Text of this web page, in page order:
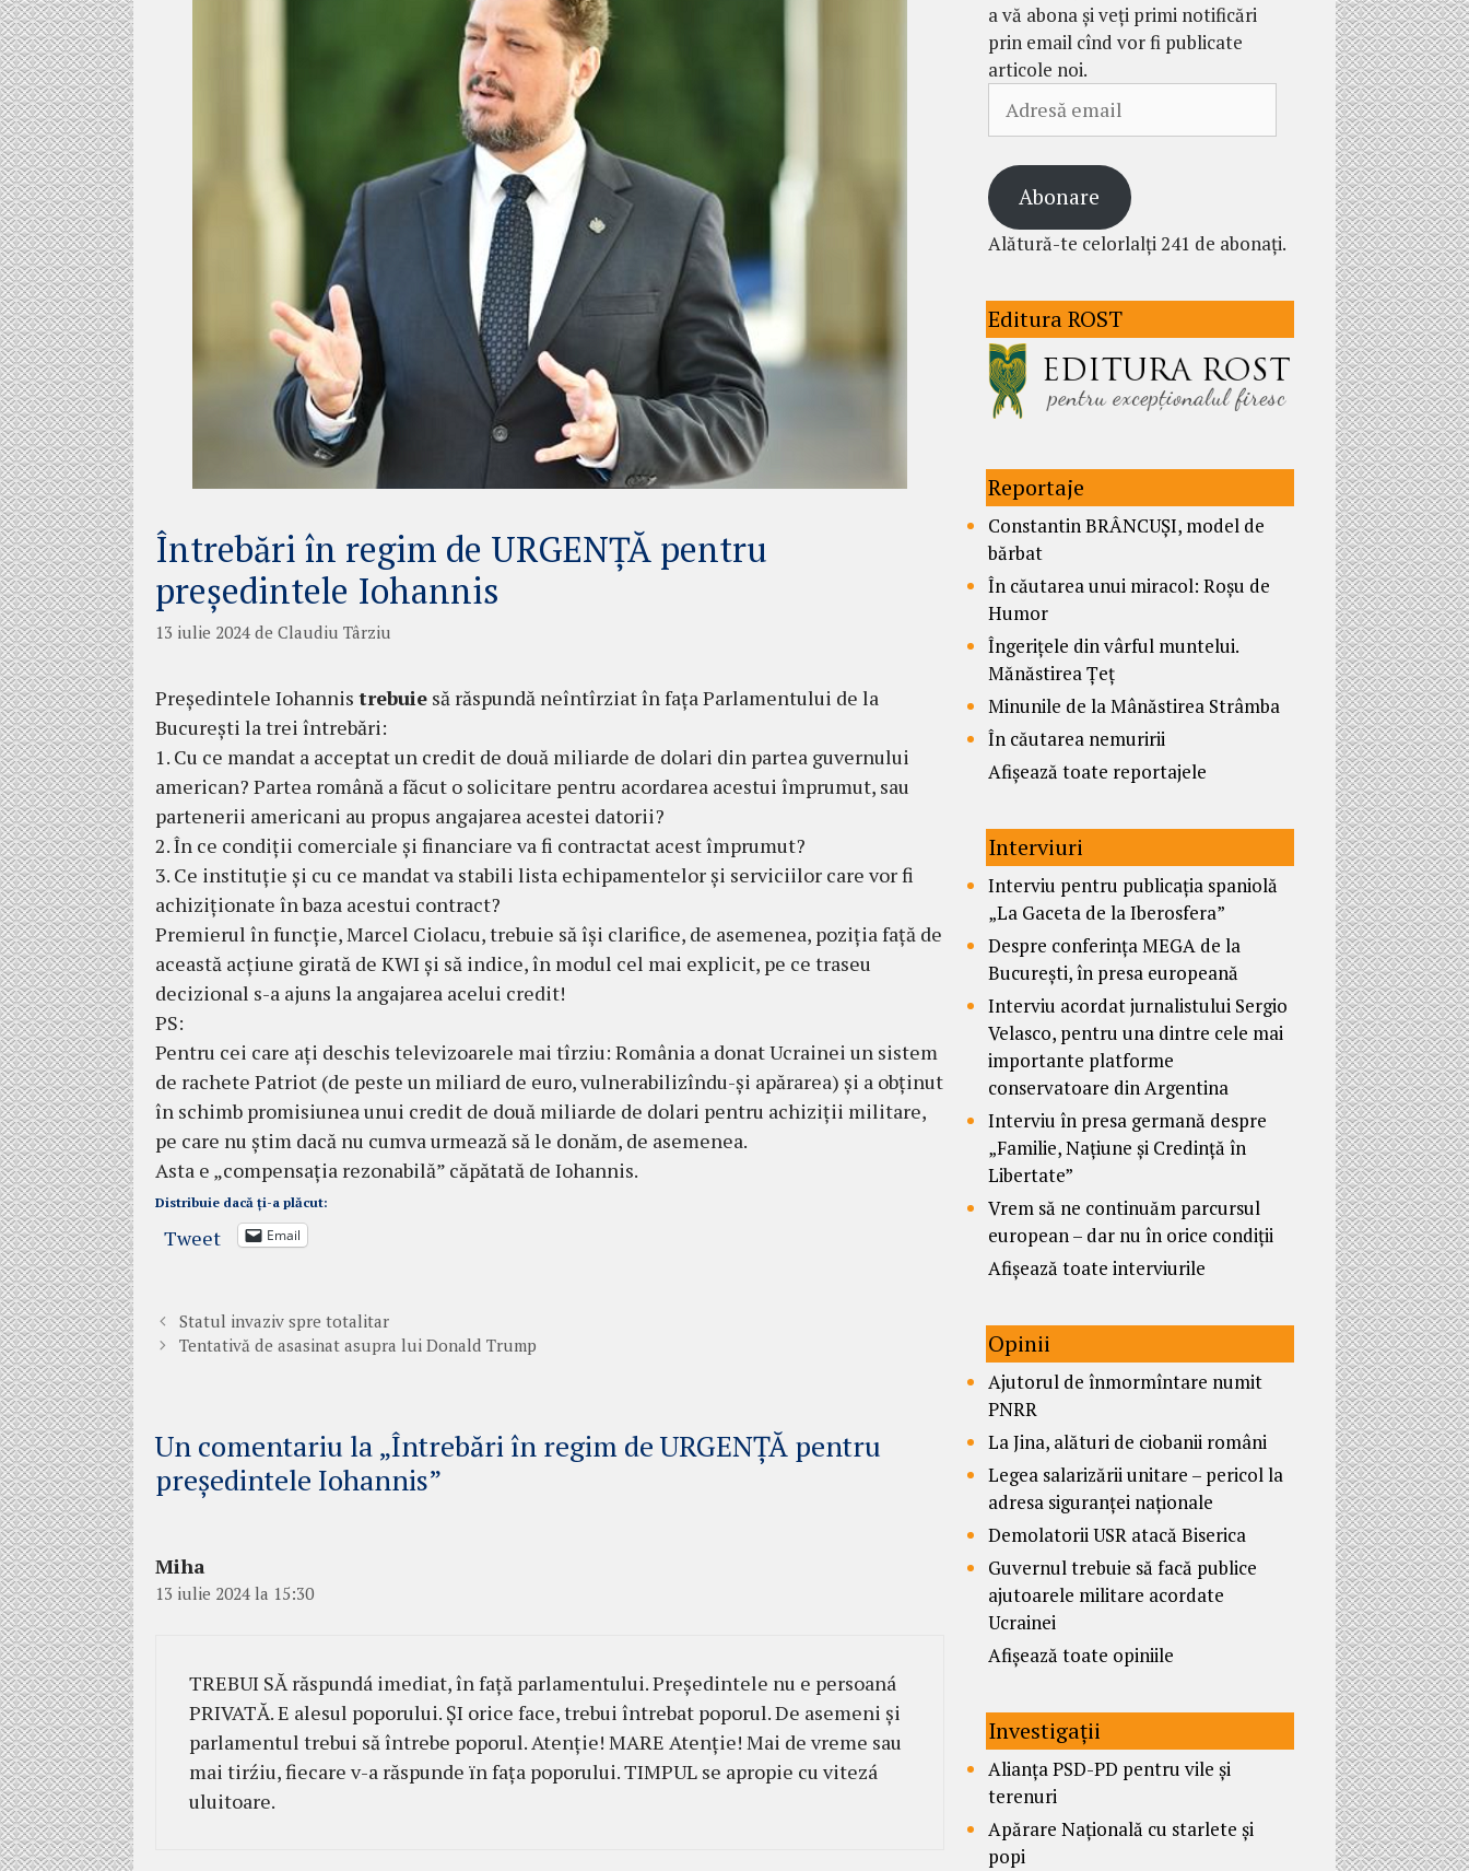
Întrebări în regim de URGENȚĂ pentru
președintele Iohannis
13 iulie 2024 de Claudiu Târziu
Președintele Iohannis trebuie să răspundă neîntîrziat în fața Parlamentului de la
București la trei întrebări:
1. Cu ce mandat a acceptat un credit de două miliarde de dolari din partea guvernului
american? Partea română a făcut o solicitare pentru acordarea acestui împrumut, sau
partenerii americani au propus angajarea acestei datorii?
2. În ce condiții comerciale și financiare va fi contractat acest împrumut?
3. Ce instituție și cu ce mandat va stabili lista echipamentelor și serviciilor care vor fi
achiziționate în baza acestui contract?
Premierul în funcție, Marcel Ciolacu, trebuie să își clarifice, de asemenea, poziția față de
această acțiune girată de KWI și să indice, în modul cel mai explicit, pe ce traseu
decizional s-a ajuns la angajarea acelui credit!
PS:
Pentru cei care ați deschis televizoarele mai tîrziu: România a donat Ucrainei un sistem
de rachete Patriot (de peste un miliard de euro, vulnerabilizîndu-și apărarea) și a obținut
în schimb promisiunea unui credit de două miliarde de dolari pentru achiziții militare,
pe care nu știm dacă nu cumva urmează să le donăm, de asemenea.
Asta e „compensația rezonabilă” căpătată de Iohannis.
Distribuie dacă ți-a plăcut:
Tweet Email
Statul invaziv spre totalitar
Tentativă de asasinat asupra lui Donald Trump
Un comentariu la „Întrebări în regim de URGENȚĂ pentru
președintele Iohannis”
Miha
13 iulie 2024 la 15:30
TREBUI SĂ răspundá imediat, în faţă parlamentului. Preşedintele nu e persoaná
PRIVATĂ. E alesul poporului. ŞI orice face, trebui întrebat poporul. De asemeni şi
parlamentul trebui să întrebe poporul. Atenţie! MARE Atenție! Mai de vreme sau
mai tirźiu, fiecare v-a răspunde ïn fața poporului. TIMPUL se apropie cu vitezá
uluitoare.
a vă abona și veți primi notificări
prin email cînd vor fi publicate
articole noi.
email
Abonare
Alătură-te celorlalți 241 de abonați.
Editura ROST
Reportaje
Constantin BRÂNCUȘI, model de
bărbat
În căutarea unui miracol: Roșu de
Humor
Îngerițele din vârful muntelui.
Mănăstirea Țeț
Minunile de la Mânăstirea Strâmba
În căutarea nemuririi
Afișează toate reportajele
Interviuri
Interviu pentru publicația spaniolă
„La Gaceta de la Iberosfera”
Despre conferința MEGA de la
București, în presa europeană
Interviu acordat jurnalistului Sergio
Velasco, pentru una dintre cele mai
importante platforme
conservatoare din Argentina
Interviu în presa germană despre
„Familie, Națiune și Credință în
Libertate”
Vrem să ne continuăm parcursul
european – dar nu în orice condiții
Afișează toate interviurile
Opinii
Ajutorul de înmormîntare numit
PNRR
La Jina, alături de ciobanii români
Legea salarizării unitare – pericol la
adresa siguranței naționale
Demolatorii USR atacă Biserica
Guvernul trebuie să facă publice
ajutoarele militare acordate
Ucrainei
Afișează toate opiniile
Investigații
Alianța PSD-PD pentru vile și
terenuri
Apărare Națională cu starlete și
popi